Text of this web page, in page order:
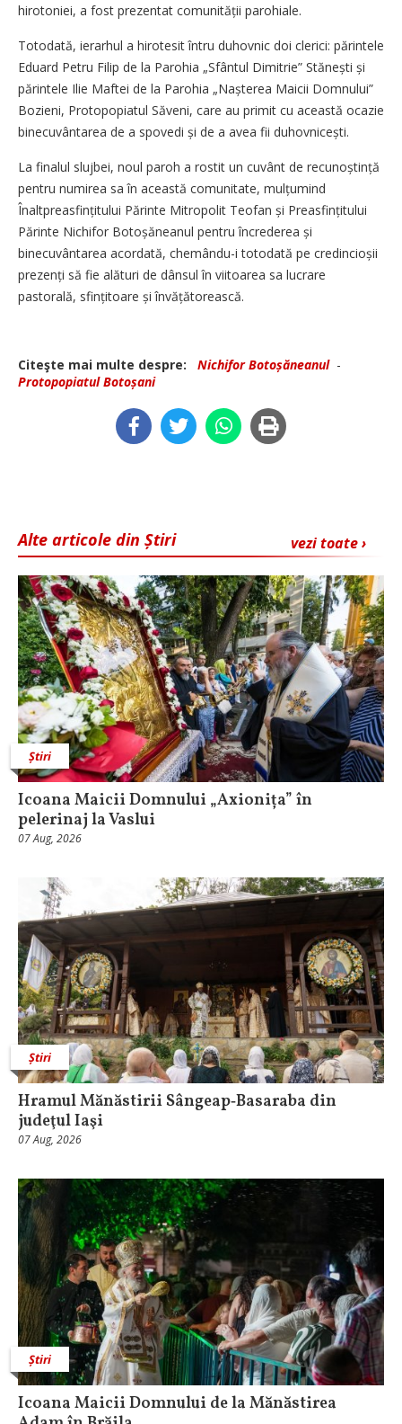
hirotoniei, a fost prezentat comunității parohiale.
Totodată, ierarhul a hirotesit întru duhovnic doi clerici: părintele
Eduard Petru Filip de la Parohia „Sfântul Dimitrie” Stănești și
părintele Ilie Maftei de la Parohia „Nașterea Maicii Domnului”
Bozieni, Protopopiatul Săveni, care au primit cu această ocazie
binecuvântarea de a spovedi și de a avea fii duhov­nicești.
La finalul slujbei, noul paroh a rostit un cuvânt de recunoștință
pentru numirea sa în această comunitate, mulțumind
Înaltprea­sfințitului Părinte Mitropolit Teofan și Prea­sfin­țitului
Părinte Nichifor Botoșăneanul pentru încrederea și
binecuvântarea acordată, chemându-i totodată pe credincioșii
prezenți să fie alături de dânsul în viitoarea sa lucrare
pastorală, sfințitoare și învățătorească.
Citeşte mai multe despre: Nichifor Botoșăneanul-
Protopopiatul Botoșani
vezi toate ›
Alte articole din Știri
Știri
Icoana Maicii Domnului „Axionița” în
pelerinaj la Vaslui
07 Aug, 2026
Știri
Hramul Mănăstirii Sângeap‑Basaraba din
judeţul Iaşi
07 Aug, 2026
Știri
Icoana Maicii Domnului de la Mănăstirea